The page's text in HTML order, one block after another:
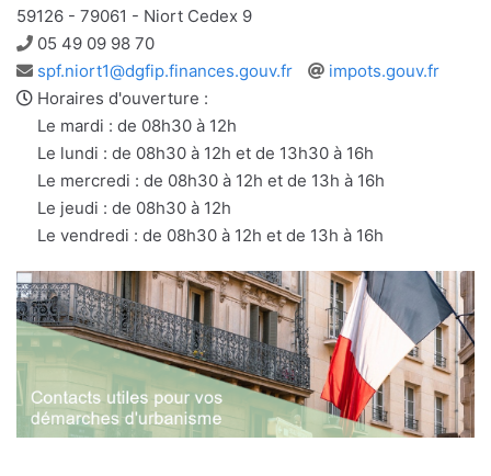
59126 - 79061 - Niort Cedex 9
Téléphone
05 49 09 98 70
Adresse
e-
mail
spf.niort1@dgfip.finances.gouv.fr
Site
impots.gouv.fr
Horaires d'ouverture :
Le mardi : de 08h30 à 12h
Le lundi : de 08h30 à 12h et de 13h30 à 16h
Le mercredi : de 08h30 à 12h et de 13h à 16h
Le jeudi : de 08h30 à 12h
Le vendredi : de 08h30 à 12h et de 13h à 16h